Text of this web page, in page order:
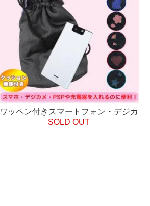
ワッペン付きスマートフォン・デジカ
メ携帯袋 巾着袋 保護 中綿クッション
SOLD OUT